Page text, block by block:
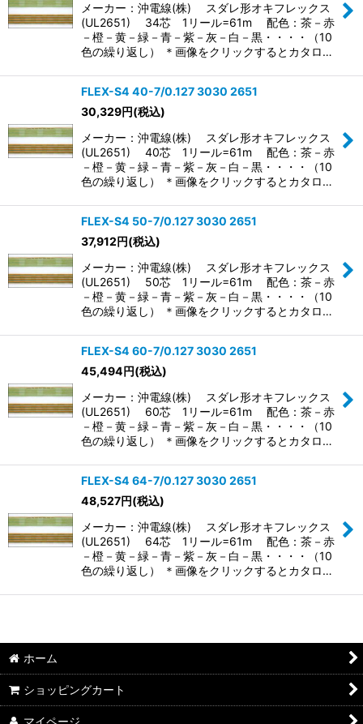
メーカー：沖電線(株) スダレ形オキフレックス
(UL2651) 34芯 1リール=61m 配色：茶－赤
－橙－黄－緑－青－紫－灰－白－黒・・・・（10
色の繰り返し） ＊画像をクリックするとカタロ…
FLEX-S4 40-7/0.127 3030 2651
30,329円(税込)
メーカー：沖電線(株) スダレ形オキフレックス
(UL2651) 40芯 1リール=61m 配色：茶－赤
－橙－黄－緑－青－紫－灰－白－黒・・・・（10
色の繰り返し） ＊画像をクリックするとカタロ…
FLEX-S4 50-7/0.127 3030 2651
37,912円(税込)
メーカー：沖電線(株) スダレ形オキフレックス
(UL2651) 50芯 1リール=61m 配色：茶－赤
－橙－黄－緑－青－紫－灰－白－黒・・・・（10
色の繰り返し） ＊画像をクリックするとカタロ…
FLEX-S4 60-7/0.127 3030 2651
45,494円(税込)
メーカー：沖電線(株) スダレ形オキフレックス
(UL2651) 60芯 1リール=61m 配色：茶－赤
－橙－黄－緑－青－紫－灰－白－黒・・・・（10
色の繰り返し） ＊画像をクリックするとカタロ…
FLEX-S4 64-7/0.127 3030 2651
48,527円(税込)
メーカー：沖電線(株) スダレ形オキフレックス
(UL2651) 64芯 1リール=61m 配色：茶－赤
－橙－黄－緑－青－紫－灰－白－黒・・・・（10
色の繰り返し） ＊画像をクリックするとカタロ…
ホーム
ショッピングカート
マイページ